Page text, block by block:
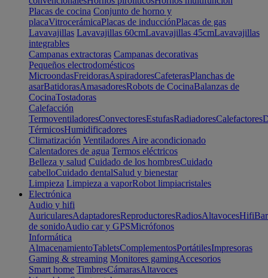
Placas de cocina Conjunto de horno y
placaVitrocerámicaPlacas de inducciónPlacas de gas
Lavavajillas Lavavajillas 60cmLavavajillas 45cmLavavajillas
integrables
Campanas extractoras Campanas decorativas
Pequeños electrodomésticos
MicroondasFreidorasAspiradoresCafeterasPlanchas de
asarBatidorasAmasadoresRobots de CocinaBalanzas de
CocinaTostadoras
Calefacción
TermoventiladoresConvectoresEstufasRadiadoresCalefactores
TérmicosHumidificadores
Climatización Ventiladores Aire acondicionado
Calentadores de agua Termos eléctricos
Belleza y salud Cuidado de los hombresCuidado
cabelloCuidado dentalSalud y bienestar
Limpieza Limpieza a vaporRobot limpiacristales
Electrónica
Audio y hifi
AuricularesAdaptadoresReproductoresRadiosAltavocesHifi
de sonidoAudio car y GPSMicrófonos
Informática
AlmacenamientoTabletsComplementosPortátilesImpresoras
Gaming & streaming Monitores gamingAccesorios
Smart home TimbresCámarasAltavoces